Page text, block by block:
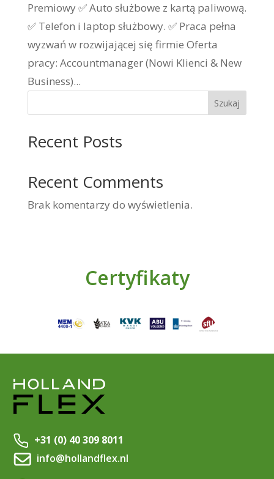
Premiowy ✅ Auto służbowe z kartą paliwową.
✅ Telefon i laptop służbowy. ✅ Praca pełna
wyzwań w rozwijającej się firmie Oferta
pracy: Accountmanager (Nowi Klienci & New
Business)...
Szukaj
Recent Posts
Recent Comments
Brak komentarzy do wyświetlenia.
Certyfikaty
+31 (0) 40 309 8011
info@hollandflex.nl